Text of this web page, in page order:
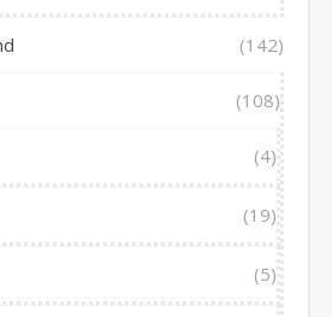
(142)
(108)
(4)
(19)
(5)